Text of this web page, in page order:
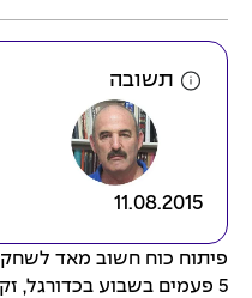
תשובה
11.08.2015
5 פעמים בשבוע בכדורגל,